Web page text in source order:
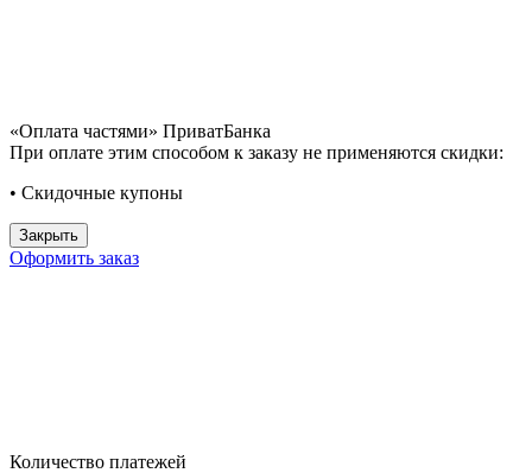
«Оплата частями» ПриватБанка
При оплате этим способом к заказу не применяются скидки:
• Скидочные купоны
Закрыть
Оформить заказ
Количество платежей